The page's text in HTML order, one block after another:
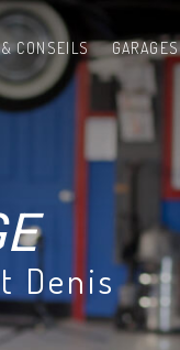
CONSEILS
Denis